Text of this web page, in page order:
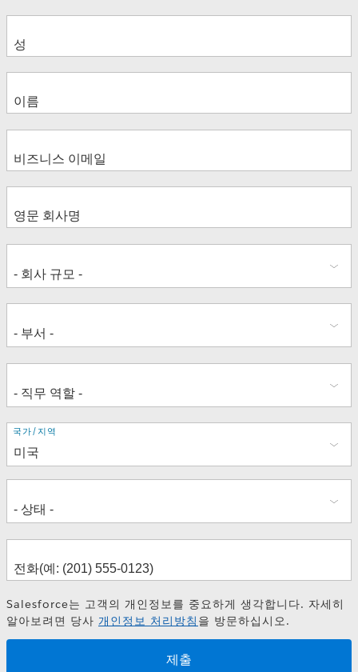
주
소
국가/지역
Salesforce는 고객의 개인정보를 중요하게 생각합니다. 자세히
알아보려면 당사 개인정보 처리방침 을 방문하십시오.